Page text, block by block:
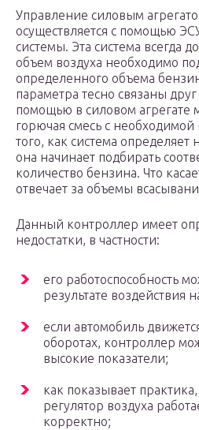
Управление силовым
осуществляется с помощью
системы. Эта система всегда
объем воздуха необходимо
определенного объема
параметра тесно связаны
помощью в силовом агрегате
горючая смесь с необходимой
того, как система
она начинает подбирать
количество бензина. Что
отвечает за объемы
Данный контроллер имеет
недостатки, в частности:
его работоспособность
результате воздействия
если автомобиль
оборотах, контроллер
высокие показатели;
как показывает
регулятор воздуха
корректно;